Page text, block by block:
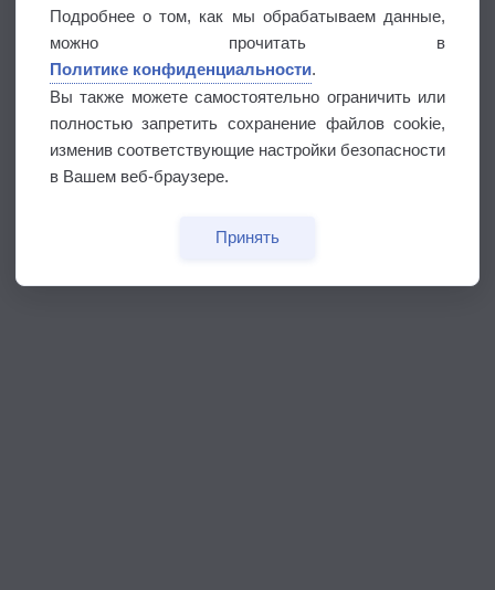
Подробнее о том, как мы обрабатываем данные,
можно прочитать в
Политике конфиденциальности.
Вы также можете самостоятельно ограничить или
полностью запретить сохранение файлов cookie,
изменив соответствующие настройки безопасности
в Вашем веб-браузере.
Принять